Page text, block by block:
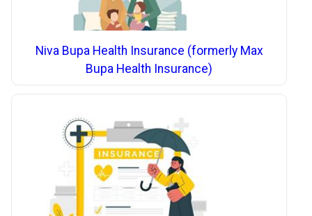
Niva Bupa Health Insurance (formerly Max
Bupa Health Insurance)